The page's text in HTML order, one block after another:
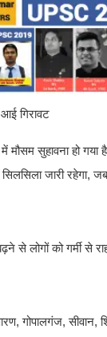
गिरावट
मौसम सुहावना हो
सिलसिला जारी
से लोगों को गर्मी से
गोपालगंज,